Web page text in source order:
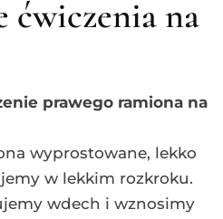
ćwiczenia na
prawego ramiona na
wyprostowane, lekko
w lekkim rozkroku.
wdech i wznosimy